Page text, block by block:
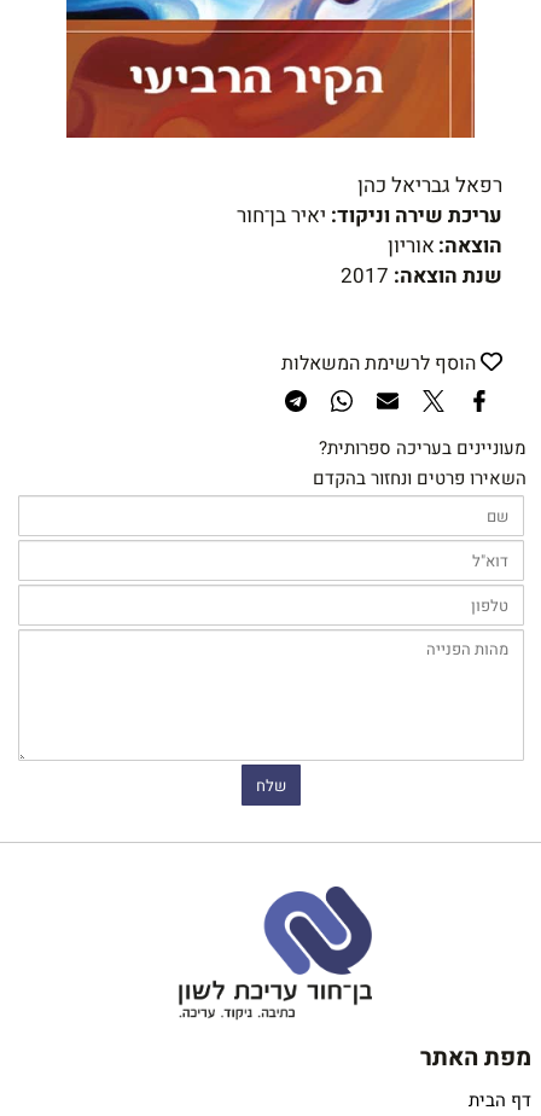
רפאל גבריאל כהן
עריכת שירה וניקוד: יאיר בן־חור
הוצאה: אוריון
שנת הוצאה:
הוסף לרשימת המשאלות
מעוניינים בעריכה ספרותית?
השאירו פרטים ונחזור בהקדם
מפת האתר
דף הבית